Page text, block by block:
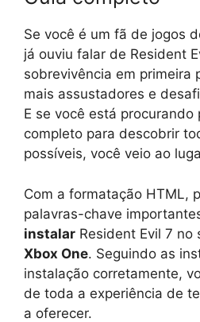
Se você é um fã de jogos
já ouviu falar de Resident
sobrevivência em primeira
mais assustadores e
E se você está procurando
completo para descobrir
possíveis, você veio ao
Com a formatação HTML,
palavras-chave
instalar Resident Evil 7 no
Xbox One. Seguindo as
instalação corretamente,
de toda a experiência de
a oferecer.